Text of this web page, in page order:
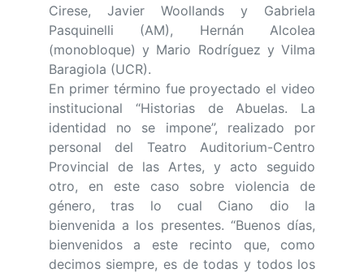
Cirese, Javier Woollands y Gabriela
Pasquinelli (AM), Hernán Alcolea
(monobloque) y Mario Rodríguez y Vilma
Baragiola (UCR).
En primer término fue proyectado el video
institucional “Historias de Abuelas. La
identidad no se impone”, realizado por
personal del Teatro Auditorium-Centro
Provincial de las Artes, y acto seguido
otro, en este caso sobre violencia de
género, tras lo cual Ciano dio la
bienvenida a los presentes. “Buenos días,
bienvenidos a este recinto que, como
decimos siempre, es de todas y todos los